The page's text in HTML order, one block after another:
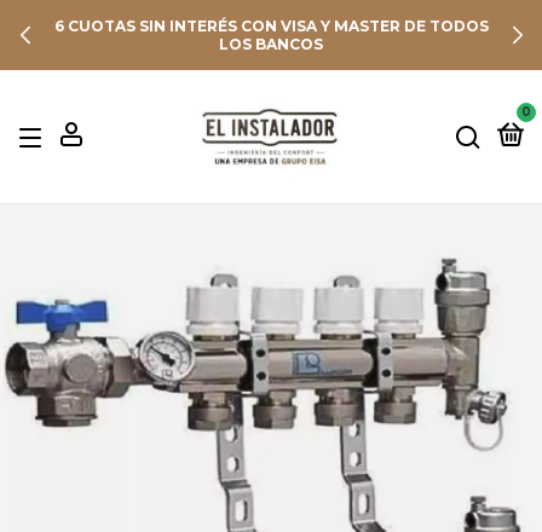
6 CUOTAS SIN INTERÉS CON VISA Y MASTER DE TODOS
LOS BANCOS
0